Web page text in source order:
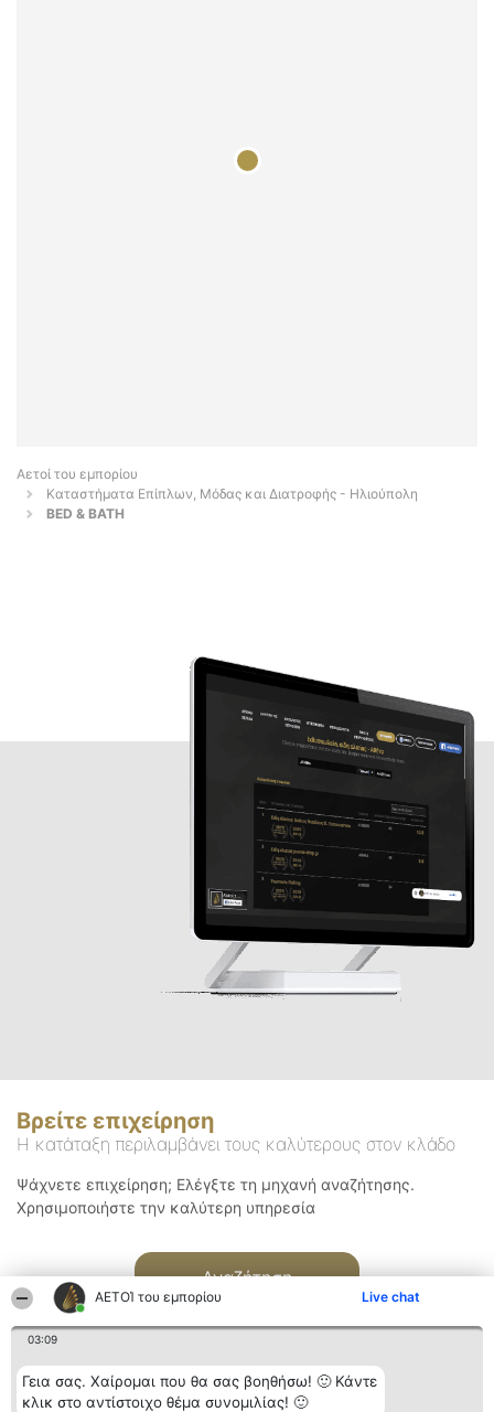
ΑΕΤΟΊ του εμπορίου Live chat
03:09
Γεια σας. Χαίρομαι που θα σας βοηθήσω! 🙂 Κάντε
κλικ στο αντίστοιχο θέμα συνομιλίας! 🙂
Αετοί του εμπορίου
Καταστήματα Επίπλων, Μόδας και Διατροφής - Ηλιούπολη
BED & BATH
Βρείτε επιχείρηση
Η κατάταξη περιλαμβάνει τους καλύτερους στον κλάδο
Ψάχνετε επιχείρηση; Ελέγξτε τη μηχανή αναζήτησης.
Χρησιμοποιήστε την καλύτερη υπηρεσία
Αναζήτηση